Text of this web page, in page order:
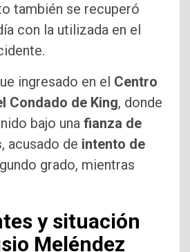
también se recuperó
con la utilizada en el
ingresado en el Centro
Condado de King, donde
bajo una fianza de
, acusado de intento de
grado, mientras
y situación
Meléndez